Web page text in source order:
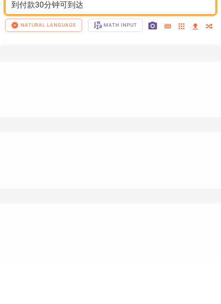
到付款30分钟可到达
NATURAL LANGUAGE MATH INPUT